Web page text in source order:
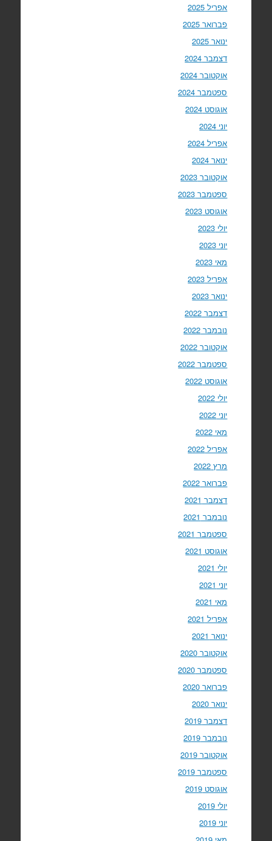
אפריל 2025
פברואר 2025
ינואר 2025
דצמבר 2024
אוקטובר 2024
ספטמבר 2024
אוגוסט 2024
יוני 2024
אפריל 2024
ינואר 2024
אוקטובר 2023
ספטמבר 2023
אוגוסט 2023
יולי 2023
יוני 2023
מאי 2023
אפריל 2023
ינואר 2023
דצמבר 2022
נובמבר 2022
אוקטובר 2022
ספטמבר 2022
אוגוסט 2022
יולי 2022
יוני 2022
מאי 2022
אפריל 2022
מרץ 2022
פברואר 2022
דצמבר 2021
נובמבר 2021
ספטמבר 2021
אוגוסט 2021
יולי 2021
יוני 2021
מאי 2021
אפריל 2021
ינואר 2021
אוקטובר 2020
ספטמבר 2020
פברואר 2020
ינואר 2020
דצמבר 2019
נובמבר 2019
אוקטובר 2019
ספטמבר 2019
אוגוסט 2019
יולי 2019
יוני 2019